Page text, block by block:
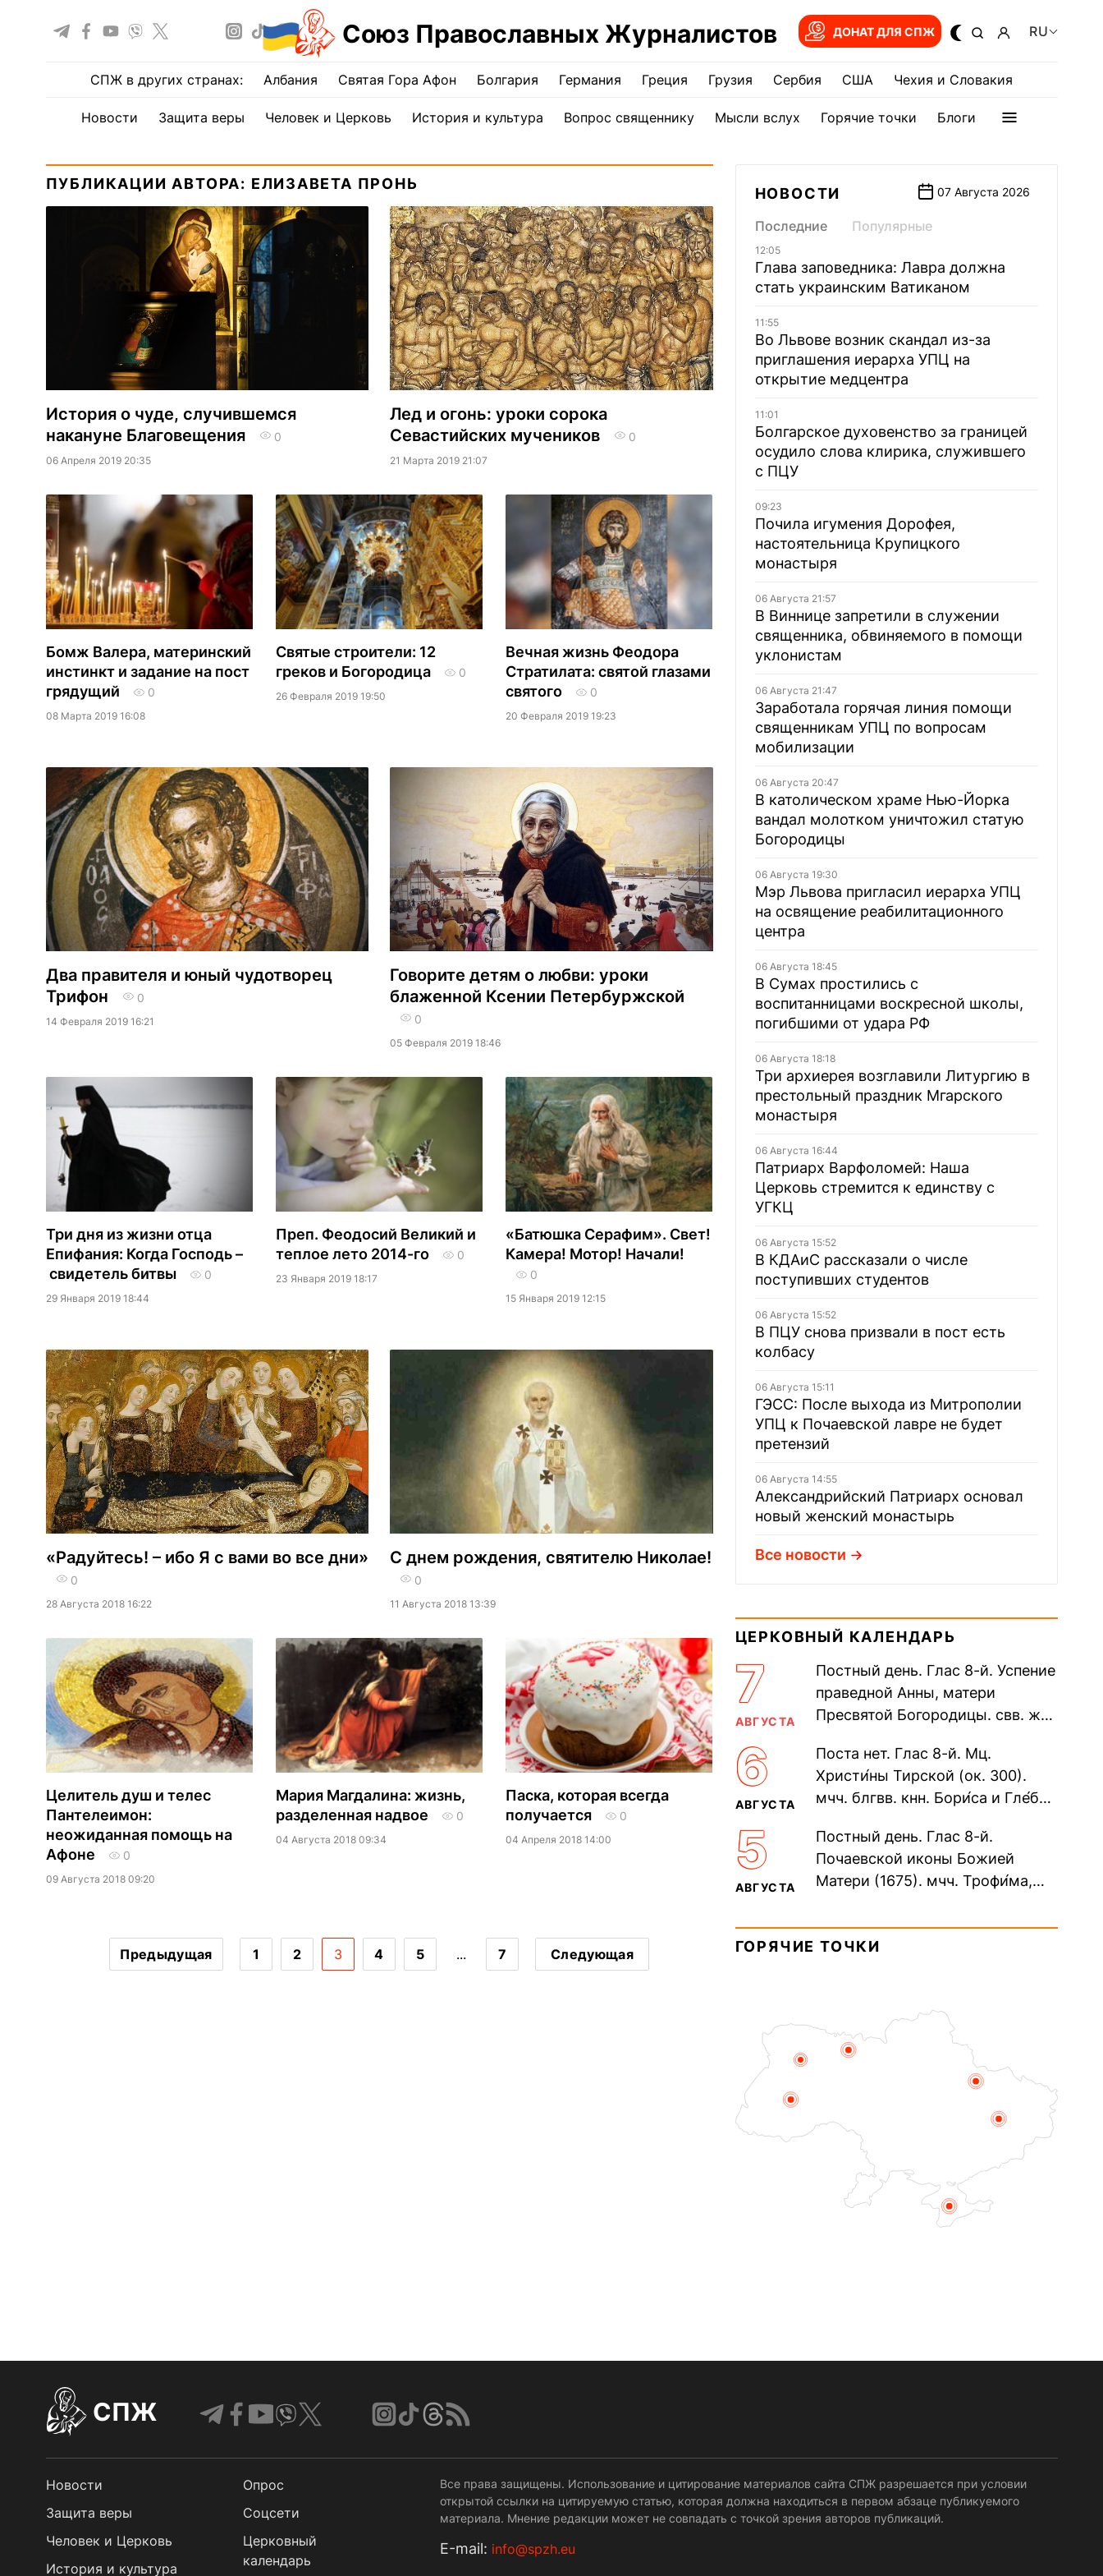
Союз Православных Журналистов ДОНАТ ДЛЯ СПЖ RU
СПЖ в других странах: Албания Святая Гора Афон Болгария Германия Греция Грузия Сербия США Чехия и Словакия
Новости Защита веры Человек и Церковь История и культура Вопрос священнику Мысли вслух Горячие точки Блоги
ПУБЛИКАЦИИ АВТОРА: ЕЛИЗАВЕТА ПРОНЬ
История о чуде, случившемся
накануне Благовещения
0
06 Апреля 2019 20:35
Лед и огонь: уроки сорока
Севастийских мучеников
0
21 Марта 2019 21:07
Бомж Валера, материнский
инстинкт и задание на пост
грядущий
0
08 Марта 2019 16:08
Святые строители: 12
греков и Богородица
0
26 Февраля 2019 19:50
Вечная жизнь Феодора
Стратилата: святой глазами
святого
0
20 Февраля 2019 19:23
Два правителя и юный чудотворец
Трифон
0
14 Февраля 2019 16:21
Говорите детям о любви: уроки
блаженной Ксении Петербуржской
0
05 Февраля 2019 18:46
Три дня из жизни отца
Епифания: Когда Господь –
свидетель битвы
0
29 Января 2019 18:44
Преп. Феодосий Великий и
теплое лето 2014-го
0
23 Января 2019 18:17
«Батюшка Серафим». Свет!
Камера! Мотор! Начали!
0
15 Января 2019 12:15
«Радуйтесь! – ибо Я с вами во все дни»
0
28 Августа 2018 16:22
С днем рождения, святителю Николае!
0
11 Августа 2018 13:39
Целитель душ и телес
Пантелеимон:
неожиданная помощь на
Афоне
0
09 Августа 2018 09:20
Мария Магдалина: жизнь,
разделенная надвое
0
04 Августа 2018 09:34
Паска, которая всегда
получается
0
04 Апреля 2018 14:00
Предыдущая 1 2 3 4 5 ... 7 Следующая
НОВОСТИ 07 Августа 2026
Последние Популярные
12:05
Глава заповедника: Лавра должна
стать украинским Ватиканом
11:55
Во Львове возник скандал из-за
приглашения иерарха УПЦ на
открытие медцентра
11:01
Болгарское духовенство за границей
осудило слова клирика, служившего
с ПЦУ
09:23
Почила игумения Дорофея,
настоятельница Крупицкого
монастыря
06 Августа 21:57
В Виннице запретили в служении
священника, обвиняемого в помощи
уклонистам
06 Августа 21:47
Заработала горячая линия помощи
священникам УПЦ по вопросам
мобилизации
06 Августа 20:47
В католическом храме Нью-Йорка
вандал молотком уничтожил статую
Богородицы
06 Августа 19:30
Мэр Львова пригласил иерарха УПЦ
на освящение реабилитационного
центра
06 Августа 18:45
В Сумах простились с
воспитанницами воскресной школы,
погибшими от удара РФ
06 Августа 18:18
Три архиерея возглавили Литургию в
престольный праздник Мгарского
монастыря
06 Августа 16:44
Патриарх Варфоломей: Наша
Церковь стремится к единству с
УГКЦ
06 Августа 15:52
В КДАиС рассказали о числе
поступивших студентов
06 Августа 15:52
В ПЦУ снова призвали в пост есть
колбасу
06 Августа 15:11
ГЭСС: После выхода из Митрополии
УПЦ к Почаевской лавре не будет
претензий
06 Августа 14:55
Александрийский Патриарх основал
новый женский монастырь
Все новости
ЦЕРКОВНЫЙ КАЛЕНДАРЬ
7
АВГУСТА
Постный день. Глас 8-й. Успение
праведной Анны, матери
Пресвятой Богородицы. свв. жен
прп. Евпракси́и девы,...
6
АВГУСТА
Поста нет. Глас 8-й. Мц.
Христи́ны Тирской (ок. 300).
мчч. блгвв. кнн. Бори́са и Гле́ба,
Дави́да (1015). Прп....
5
АВГУСТА
Постный день. Глас 8-й.
Почаевской иконы Божией
Матери (1675). мчч. Трофи́ма,
мучеников (284–305). прав.
воина Фео́дора...
ГОРЯЧИЕ ТОЧКИ
СПЖ
Новости
Защита веры
Человек и Церковь
История и культура
Опрос
Cоцсети
Церковный
календарь
Все права защищены. Использование и цитирование материалов сайта СПЖ разрешается при условии
открытой ссылки на цитируемую статью, которая должна находиться в первом абзаце публикуемого
материала. Мнение редакции может не совпадать с точкой зрения авторов публикаций.
Е-mail: info@spzh.eu